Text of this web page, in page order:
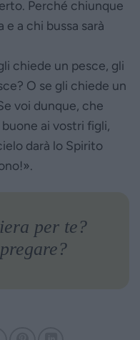
Perché chiunque
a chi bussa sarà
chiede un pesce, gli
O se gli chiede un
voi dunque, che
ai vostri figli,
darà lo Spirito
per te?